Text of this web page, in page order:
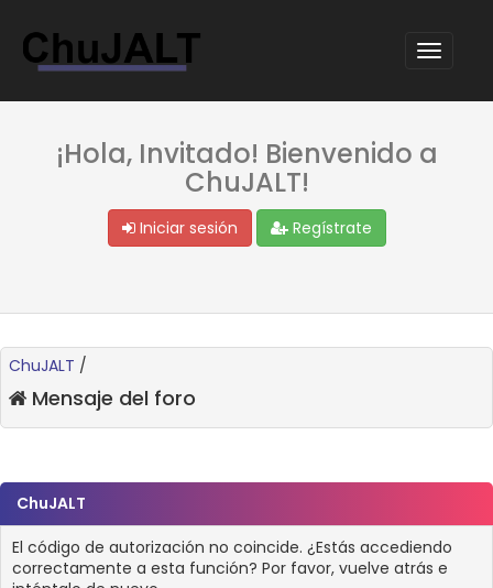
¡Hola, Invitado! Bienvenido a
ChuJALT!
Iniciar sesión Regístrate
ChuJALT /
Mensaje del foro
ChuJALT
El código de autorización no coincide. ¿Estás accediendo
correctamente a esta función? Por favor, vuelve atrás e